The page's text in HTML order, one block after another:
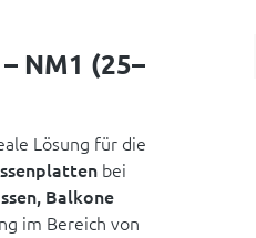
NM1 (25–
Lösung für die
bei
Balkone
im Bereich von